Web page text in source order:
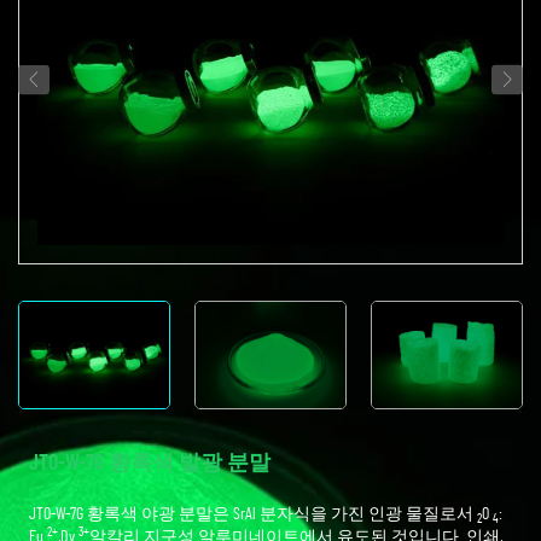
JTO-W-7G 황록색 발광 분말
JTO-W-7G 황록색 야광 분말은 SrAl 분자식을 가진 인광 물질로서 2O 4:
2+ 3+